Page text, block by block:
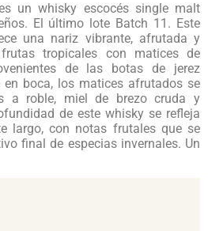
un whisky escocés single malt
El último lote Batch 11. Este
una nariz vibrante, afrutada y
tropicales con matices de
de las botas de jerez
en boca, los matices afrutados se
a roble, miel de brezo cruda y
de este whisky se refleja
largo, con notas frutales que se
final de especias invernales. Un